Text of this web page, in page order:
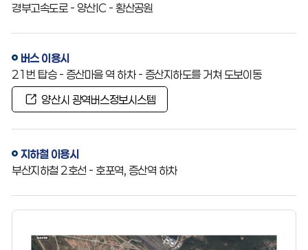
경부고속도로 - 양산IC - 황산공원
버스 이용시
21번 탑승 - 증산마을 역 하차 - 증산지하도를 거쳐 도보이동
양산시 광역버스정보시스템
지하철 이용시
부산지하철 2호선 - 호포역, 증산역 하차